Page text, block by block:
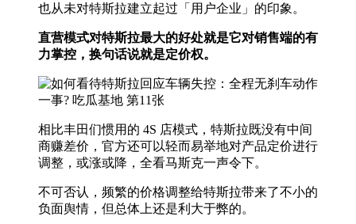
也从未对特斯拉建立起过「用户企业」的印象。
直营模式对特斯拉最大的好处就是它对销售端的有
力掌控，换句话说就是定价权。
相比丰田们惯用的 4S 店模式，特斯拉既没有中间
商赚差价，官方还可以轻而易举地对产品定价进行
调整，或涨或降，全看马斯克一声令下。
不可否认，频繁的价格调整给特斯拉带来了不小的
负面舆情，但总体上还是利大于弊的。